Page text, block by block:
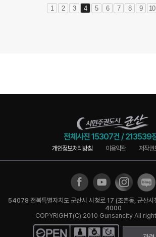
1 2 3 4 5 6 7 8 9 10
전체사진 15307건 /213539
개인정보처리방침 이용약관 저작권
54078 전북특별자치도 군산시 시청로 17 (조촌동, 군산
4000
COPYRIGHT(C) 2010 Gunsancity All